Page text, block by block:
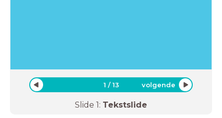
1 /13 volgende
Slide 1: Tekstslide